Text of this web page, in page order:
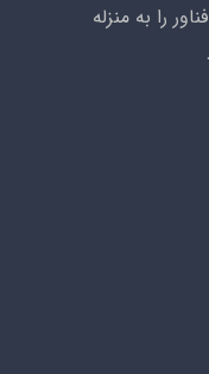
را به منزله